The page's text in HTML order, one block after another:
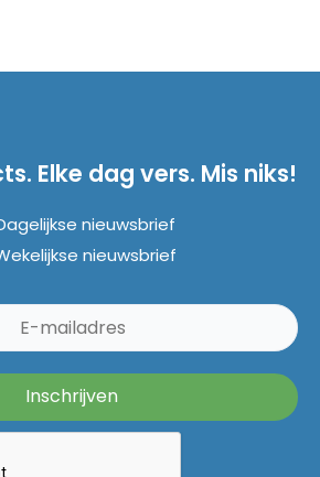
Elke dag vers. Mis niks!
nieuwsbrief
nieuwsbrief